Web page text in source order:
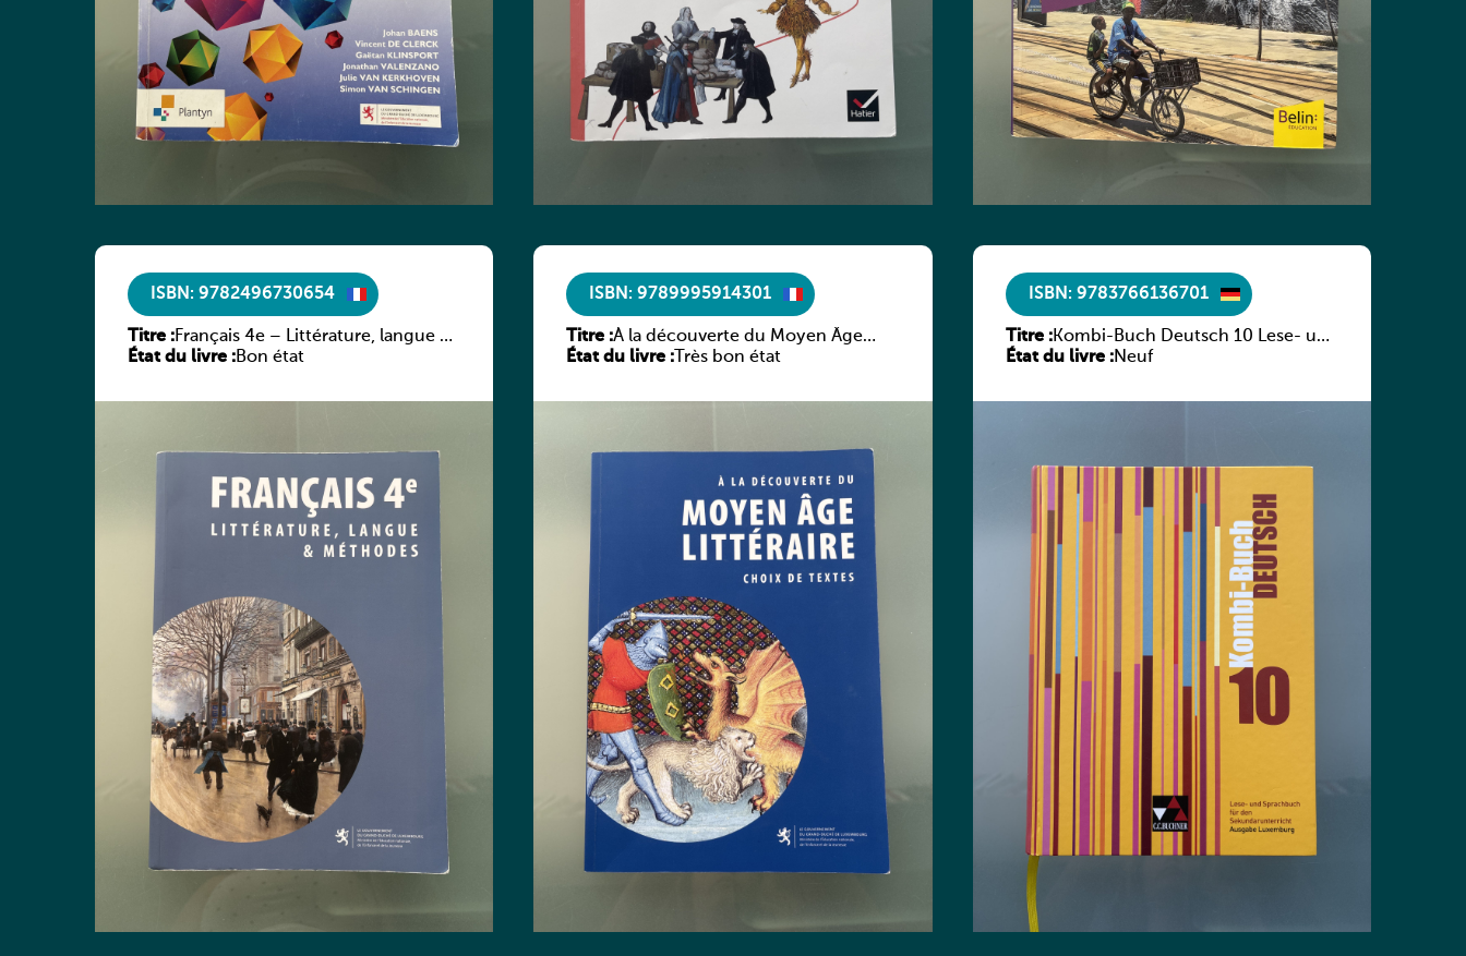
ISBN: 9782496730654
Titre :Français 4e – Littérature, langue &
méthodes
État du livre :Bon état
ISBN: 9789995914301
Titre :À la découverte du Moyen Âge
littéraire
État du livre : Très bon état
ISBN: 9783766136701
Titre :Kombi-Buch Deutsch 10 Lese- und
Sprachbuch
État du livre :Neuf